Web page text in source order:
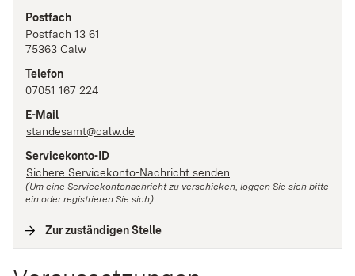
Postfach
Postfach 13 61
75363 Calw
Telefon
07051 167 224
E-Mail
standesamt@calw.de
Servicekonto-ID
Sichere Servicekonto-Nachricht senden
(Um eine Servicekontonachricht zu verschicken, loggen Sie sich bitte
ein oder registrieren Sie sich)
Zur zuständigen Stelle